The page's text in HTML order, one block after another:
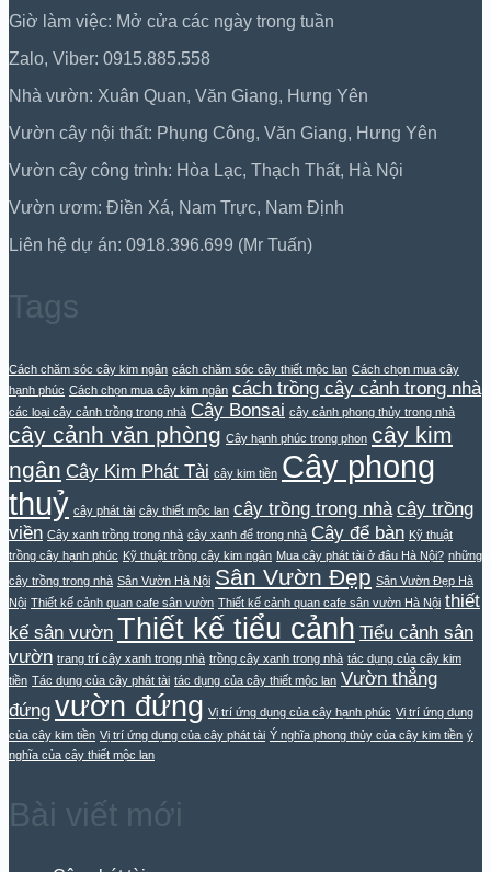
Giờ làm việc: Mở cửa các ngày trong tuần
Zalo, Viber: 0915.885.558
Nhà vườn: Xuân Quan, Văn Giang, Hưng Yên
Vườn cây nội thất: Phụng Công, Văn Giang, Hưng Yên
Vườn cây công trình: Hòa Lạc, Thạch Thất, Hà Nội
Vườn ươm: Điền Xá, Nam Trực, Nam Định
Liên hệ dự án: 0918.396.699 (Mr Tuấn)
Tags
Cách chăm sóc cây kim ngân cách chăm sóc cây thiết mộc lan Cách chọn mua cây
hạnh phúc Cách chọn mua cây kim ngân cách trồng cây cảnh trong nhà
các loại cây cảnh trồng trong nhà Cây Bonsai cây cảnh phong thủy trong nhà
cây cảnh văn phòng Cây hạnh phúc trong phon cây kim
ngân Cây Kim Phát Tài cây kim tiền Cây phong
thuỷ cây phát tài cây thiết mộc lan cây trồng trong nhà cây trồng
viền Cây xanh trồng trong nhà cây xanh để trong nhà Cây để bàn Kỹ thuật
trồng cây hạnh phúc Kỹ thuật trồng cây kim ngân Mua cây phát tài ở đâu Hà Nội? những
cây trồng trong nhà Sân Vườn Hà Nội Sân Vườn Đẹp Sân Vườn Đẹp Hà
Nội Thiết kế cảnh quan cafe sân vườn Thiết kế cảnh quan cafe sân vườn Hà Nội thiết
kế sân vườn Thiết kế tiểu cảnh Tiểu cảnh sân
vườn trang trí cây xanh trong nhà trồng cây xanh trong nhà tác dụng của cây kim
tiền Tác dụng của cây phát tài tác dụng của cây thiết mộc lan Vườn thẳng
đứng vườn đứng Vị trí ứng dụng của cây hạnh phúc Vị trí ứng dụng
của cây kim tiền Vị trí ứng dụng của cây phát tài Ý nghĩa phong thủy của cây kim tiền ý
nghĩa của cây thiết mộc lan
Bài viết mới